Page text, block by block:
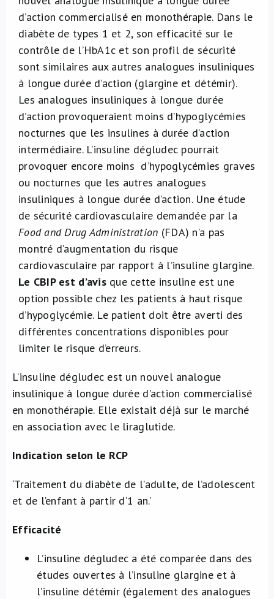
d’action commercialisé en monothérapie. Dans le
diabète de types 1 et 2, son efficacité sur le
contrôle de l’HbA1c et son profil de sécurité
sont similaires aux autres analogues insuliniques
à longue durée d’action (glargine et détémir).
Les analogues insuliniques à longue durée
d’action provoqueraient moins d’hypoglycémies
nocturnes que les insulines à durée d’action
intermédiaire. L’insuline dégludec pourrait
provoquer encore moins d’hypoglycémies graves
ou nocturnes que les autres analogues
insuliniques à longue durée d’action. Une étude
de sécurité cardiovasculaire demandée par la
Food and Drug Administration (FDA) n’a pas
montré d’augmentation du risque
cardiovasculaire par rapport à l’insuline glargine.
Le CBIP est d’avisque cette insuline est une
option possible chez les patients à haut risque
d’hypoglycémie. Le patient doit être averti des
différentes concentrations disponibles pour
limiter le risque d’erreurs.
L’insuline dégludec est un nouvel analogue
insulinique à longue durée d’action commercialisé
en monothérapie. Elle existait déjà sur le marché
en association avec le liraglutide.
Indication selon le RCP
‘Traitement du diabète de l’adulte, de l’adolescent
et de l’enfant à partir d’1 an.’
Efficacité
L’insuline dégludec a été comparée dans des
études ouvertes à l’insuline glargine et à
l’insuline détémir (également des analogues